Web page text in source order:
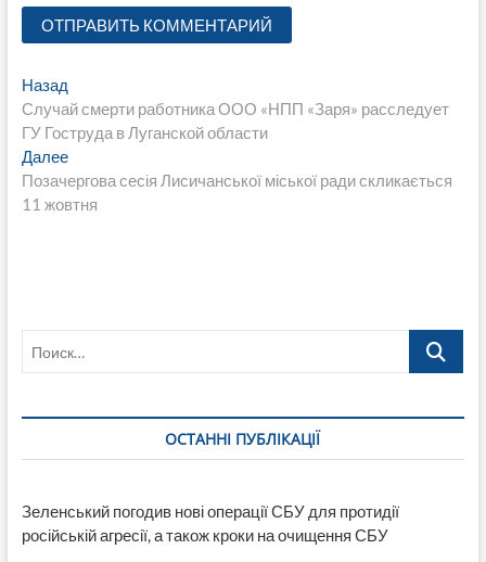
Навигация
по
записям
НазадПредыдущая
запись:
Случай смерти работника ООО «НПП «Заря» расследует
ГУ Гоструда в Луганской области
ДалееСледующая
запись:
Позачергова сесія Лисичанської міської ради скликається
11 жовтня
Поиск…
ОСТАННІ ПУБЛІКАЦІЇ
Зеленський погодив нові операції СБУ для протидії
російській агресії, а також кроки на очищення СБУ